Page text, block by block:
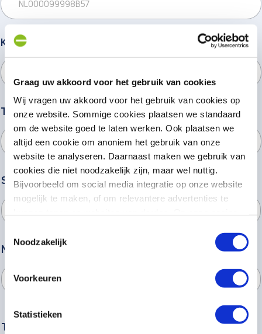
Graag uw akkoord voor het gebruik van cookies
Wij vragen uw akkoord voor het gebruik van cookies op
onze website. Sommige cookies plaatsen we standaard
om de website goed te laten werken. Ook plaatsen we
altijd een cookie om anoniem het gebruik van onze
website te analyseren. Daarnaast maken we gebruik van
cookies die niet noodzakelijk zijn, maar wel nuttig.
Bijvoorbeeld om social media integratie op onze website
mogelijk te maken, of om relevantere advertenties te
informatie over.
Noodzakelijk
Voorkeuren
Statistieken
KVK-NUMMER
TER ATTENTIE VAN*
STRAATNAAM*
NR.*
TOEVOEGING